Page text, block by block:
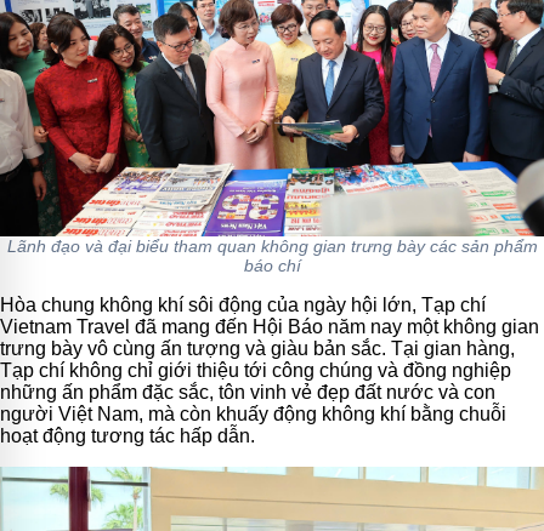
Lãnh đạo và đại biểu tham quan không gian trưng bày các sản phẩm
báo chí
Hòa chung không khí sôi động của ngày hội lớn, Tạp chí
Vietnam Travel đã mang đến Hội Báo năm nay một không gian
trưng bày vô cùng ấn tượng và giàu bản sắc. Tại gian hàng,
Tạp chí không chỉ giới thiệu tới công chúng và đồng nghiệp
những ấn phẩm đặc sắc, tôn vinh vẻ đẹp đất nước và con
người Việt Nam, mà còn khuấy động không khí bằng chuỗi
hoạt động tương tác hấp dẫn.